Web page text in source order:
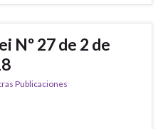
Nº 27 de 2 de
Publicaciones